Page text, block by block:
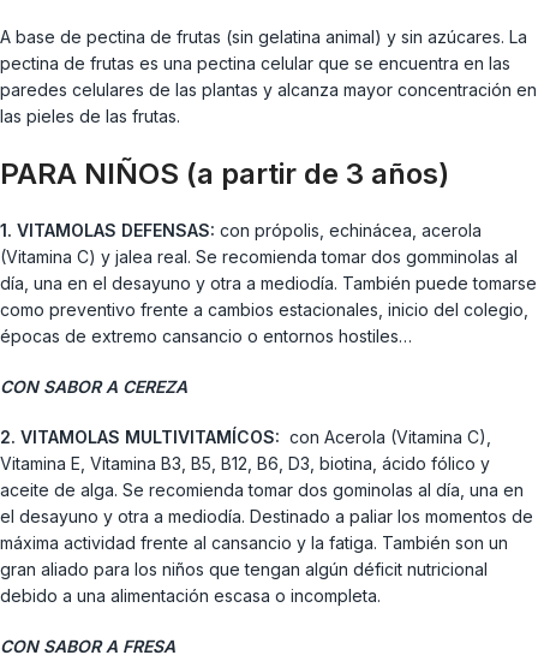
A base de pectina de frutas (sin gelatina animal) y sin azúcares. La
pectina de frutas es una pectina celular que se encuentra en las
paredes celulares de las plantas y alcanza mayor concentración en
las pieles de las frutas.
PARA NIÑOS (a partir de 3 años)
1. VITAMOLAS DEFENSAS: con própolis, echinácea, acerola
(Vitamina C) y jalea real. Se recomienda tomar dos gomminolas al
día, una en el desayuno y otra a mediodía. También puede tomarse
como preventivo frente a cambios estacionales, inicio del colegio,
épocas de extremo cansancio o entornos hostiles…
CON SABOR A CEREZA
2. VITAMOLAS MULTIVITAMÍCOS: con Acerola (Vitamina C),
Vitamina E, Vitamina B3, B5, B12, B6, D3, biotina, ácido fólico y
aceite de alga. Se recomienda tomar dos gominolas al día, una en
el desayuno y otra a mediodía. Destinado a paliar los momentos de
máxima actividad frente al cansancio y la fatiga. También son un
gran aliado para los niños que tengan algún déficit nutricional
debido a una alimentación escasa o incompleta.
CON SABOR A FRESA